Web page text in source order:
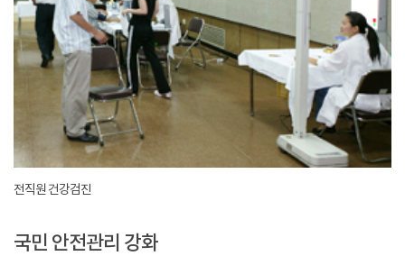
전직원 건강검진
국민 안전관리 강화